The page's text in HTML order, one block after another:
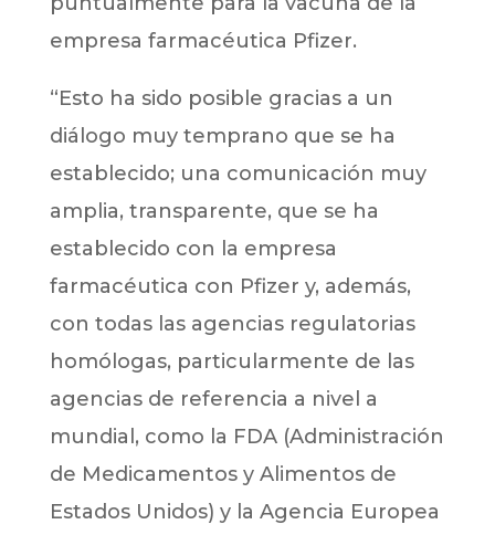
empresa farmacéutica Pfizer.
“Esto ha sido posible gracias a un
diálogo muy temprano que se ha
establecido; una comunicación muy
amplia, transparente, que se ha
establecido con la empresa
farmacéutica con Pfizer y, además,
con todas las agencias regulatorias
homólogas, particularmente de las
agencias de referencia a nivel a
mundial, como la FDA (Administración
de Medicamentos y Alimentos de
Estados Unidos) y la Agencia Europea